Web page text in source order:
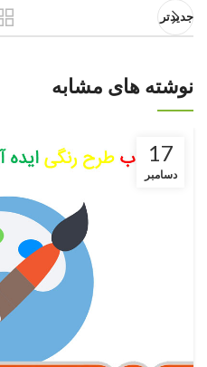
جدیدتر
نوشته های مشابه
17
دسامبر